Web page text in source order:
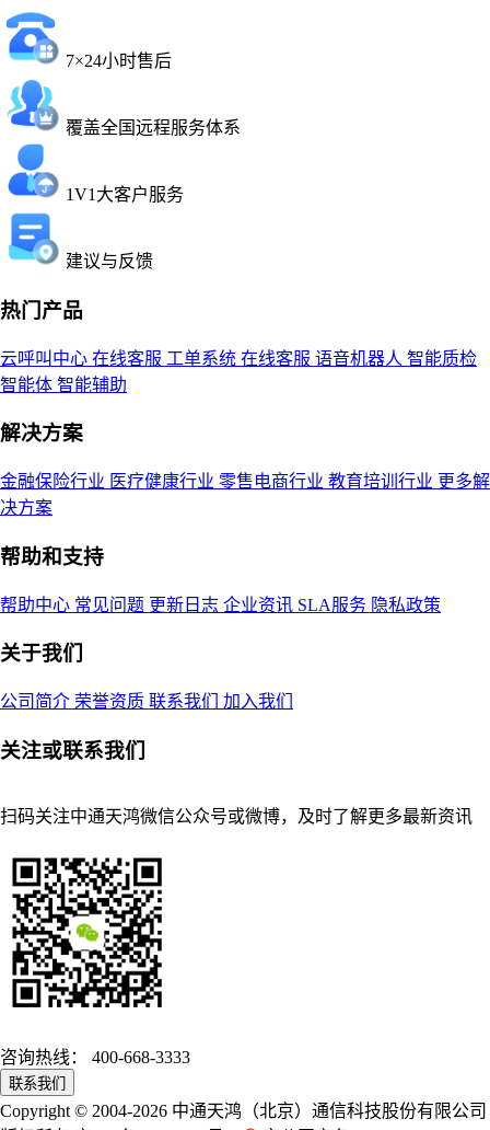
7×24小时售后
覆盖全国远程服务体系
1V1大客户服务
建议与反馈
热门产品
云呼叫中心 在线客服 工单系统 在线客服 语音机器人 智能质检
智能体 智能辅助
解决方案
金融保险行业 医疗健康行业 零售电商行业 教育培训行业 更多解
决方案
帮助和支持
帮助中心 常见问题 更新日志 企业资讯 SLA服务 隐私政策
关于我们
公司简介 荣誉资质 联系我们 加入我们
关注或联系我们
扫码关注中通天鸿微信公众号或微博，及时了解更多最新资讯
咨询热线： 400-668-3333
联系我们
Copyright © 2004-2026 中通天鸿（北京）通信科技股份有限公司